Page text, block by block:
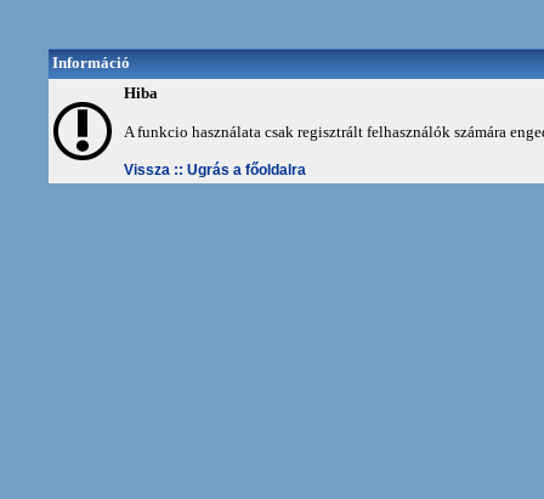
Információ
Hiba
A funkcio használata csak regisztrált felhasználók számára
Vissza :: Ugrás a főoldalra